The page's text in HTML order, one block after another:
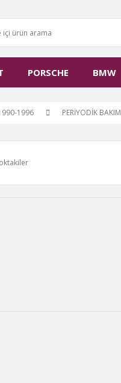
PORSCHE BMW
1996 PERİYODİK BAKIM